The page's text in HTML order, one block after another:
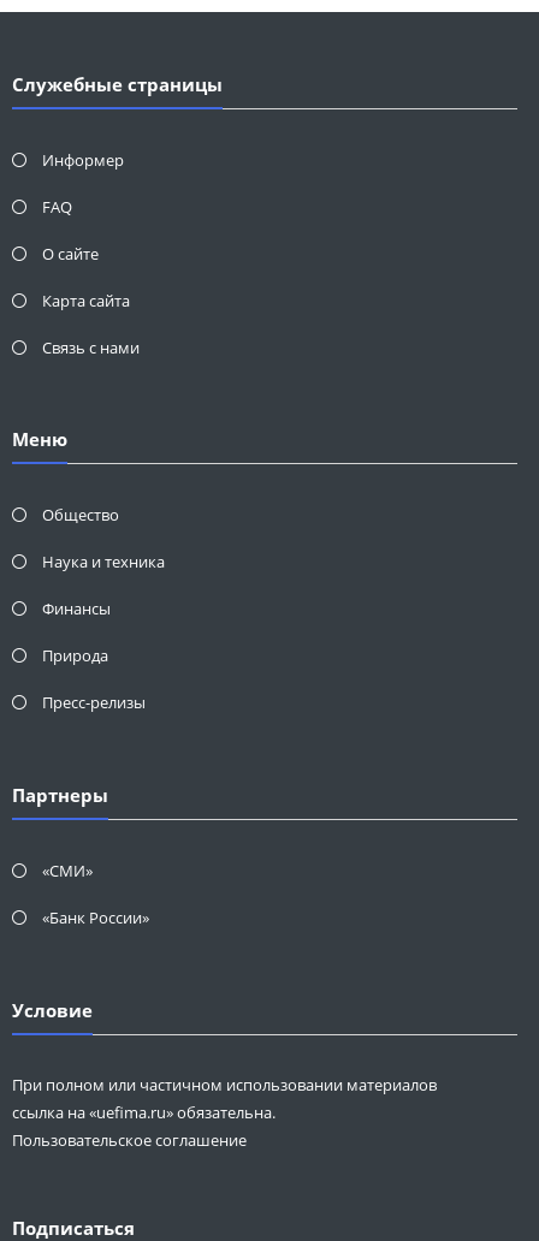
Служебные страницы
Информер
FAQ
О сайте
Карта сайта
Связь с нами
Меню
Общество
Наука и техника
Финансы
Природа
Пресс-релизы
Партнеры
«СМИ»
«Банк России»
Условие
При полном или частичном использовании материалов
ссылка на «uefima.ru» обязательна.
Пользовательское соглашение
Подписаться